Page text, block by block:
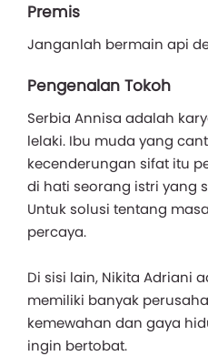
Premis
Janganlah bermain api
Pengenalan Tokoh
Serbia Annisa adalah
lelaki. Ibu muda yang
kecenderungan sifat itu
di hati seorang istri yang
Untuk solusi tentang
percaya.
Di sisi lain, Nikita Adriani
memiliki banyak
kemewahan dan gaya
ingin bertobat.